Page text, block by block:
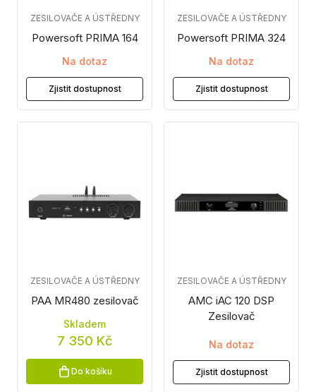
Powersoft PRIMA 164
ZESILOVAČE A ÚSTŘEDNY
Na dotaz
Zjistit dostupnost
Powersoft PRIMA 324
ZESILOVAČE A ÚSTŘEDNY
Na dotaz
Zjistit dostupnost
PAA MR480 zesilovač
ZESILOVAČE A ÚSTŘEDNY
Skladem
7 350 Kč
Do košíku
AMC iAC 120 DSP
Zesilovač
ZESILOVAČE A ÚSTŘEDNY
Na dotaz
Zjistit dostupnost